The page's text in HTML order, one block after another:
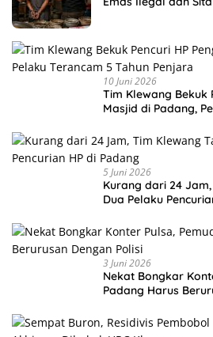
10 Juni 2026
Tim Klewang Bekuk
Masjid di Padang,
5 Juni 2026
Kurang dari 24
Dua Pelaku
3 Juni 2026
Nekat Bongkar
Padang Harus